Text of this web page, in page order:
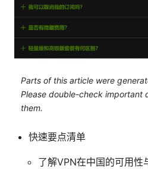
Parts of this article were
Please double-check important
them.
快速要点清单
了解VPN在中国的可用性